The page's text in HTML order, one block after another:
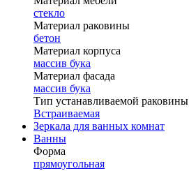
стекло
Материал раковины
бетон
Материал корпуса
массив бука
Материал фасада
массив бука
Тип устанавливаемой раковины
Встраиваемая
Зеркала для ванных комнат
Ванны
Форма
прямоугольная